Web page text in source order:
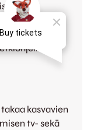
Tänä
kasvavien
tv- sekä